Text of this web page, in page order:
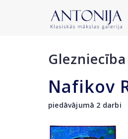
Glezniecība
Nafikov
piedāvājumā 2 darbi